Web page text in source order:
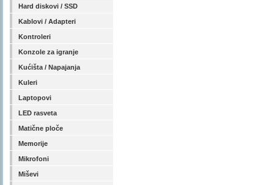
Hard diskovi / SSD
Kablovi / Adapteri
Kontroleri
Konzole za igranje
Kućišta / Napajanja
Kuleri
Laptopovi
LED rasveta
Matične ploče
Memorije
Mikrofoni
Miševi